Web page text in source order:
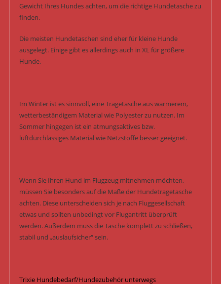
Gewicht Ihres Hundes achten, um die richtige Hundetasche zu
finden.
Die meisten Hundetaschen sind eher für kleine Hunde
ausgelegt. Einige gibt es allerdings auch in XL für größere
Hunde.
Im Winter ist es sinnvoll, eine Tragetasche aus wärmerem,
wetterbeständigem Material wie Polyester zu nutzen. Im
Sommer hingegen ist ein atmungsaktives bzw.
luftdurchlässiges Material wie Netzstoffe besser geeignet.
Wenn Sie Ihren Hund im Flugzeug mitnehmen möchten,
müssen Sie besonders auf die Maße der Hundetragetasche
achten. Diese unterscheiden sich je nach Fluggesellschaft
etwas und sollten unbedingt vor Flugantritt überprüft
werden. Außerdem muss die Tasche komplett zu schließen,
stabil und „auslaufsicher“ sein.
Trixie Hundebedarf/Hundezubehör unterwegs